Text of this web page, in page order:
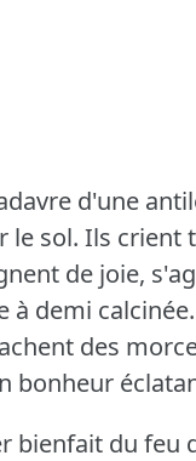
d'une
le sol. Ils crient
de joie,
à demi calcinée.
des
bonheur
bienfait du feu